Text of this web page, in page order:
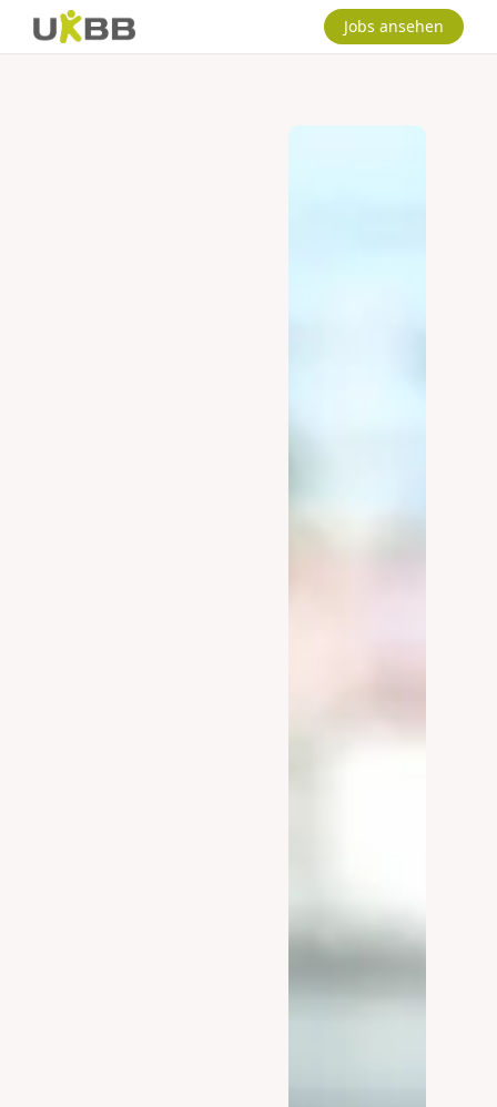
Jobs ansehen